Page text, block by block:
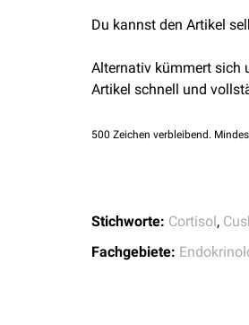
weitere Abklärung.
Einepathologische
Ursachenin Frage
Du kannst den Artikel
Alternativ kümmert sich
Artikel schnell und
500 Zeichen verbleibend.
Stichworte: Cortisol,
Fachgebiete: